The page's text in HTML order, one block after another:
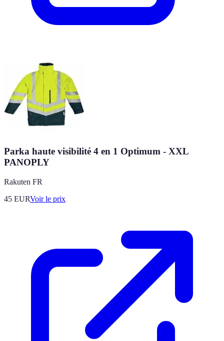
Parka haute visibilité 4 en 1 Optimum - XXL
PANOPLY
Rakuten FR
45 EURVoir le prix